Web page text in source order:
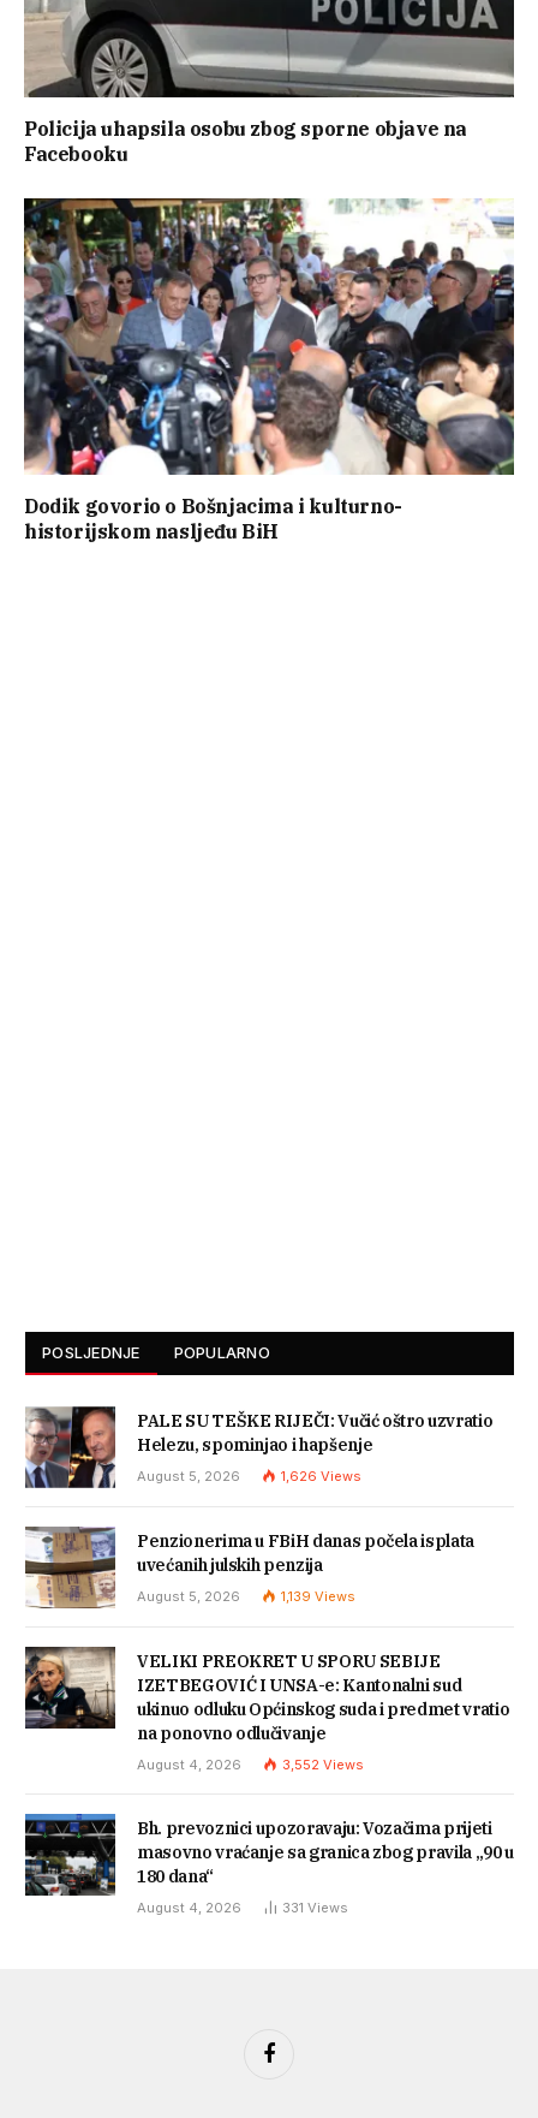
Policija uhapsila osobu zbog sporne objave na
Facebooku
Dodik govorio o Bošnjacima i kulturno-
historijskom nasljeđu BiH
POSLJEDNJE POPULARNO
PALE SU TEŠKE RIJEČI: Vučić oštro uzvratio
Helezu, spominjao i hapšenje
August 5, 2026 1,626 Views
Penzionerima u FBiH danas počela isplata
uvećanih julskih penzija
August 5, 2026 1,139 Views
VELIKI PREOKRET U SPORU SEBIJE
IZETBEGOVIĆ I UNSA-e: Kantonalni sud
ukinuo odluku Općinskog suda i predmet vratio
na ponovno odlučivanje
August 4, 2026 3,552 Views
Bh. prevoznici upozoravaju: Vozačima prijeti
masovno vraćanje sa granica zbog pravila „90 u
180 dana“
August 4, 2026 331 Views
Facebook